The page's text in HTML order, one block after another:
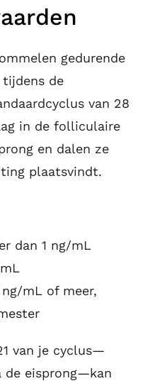
gedurende
de
van 28
in de folliculaire
en dalen ze
plaatsvindt.
dan 1 ng/mL
mL of meer,
van je cyclus—
de eisprong—kan